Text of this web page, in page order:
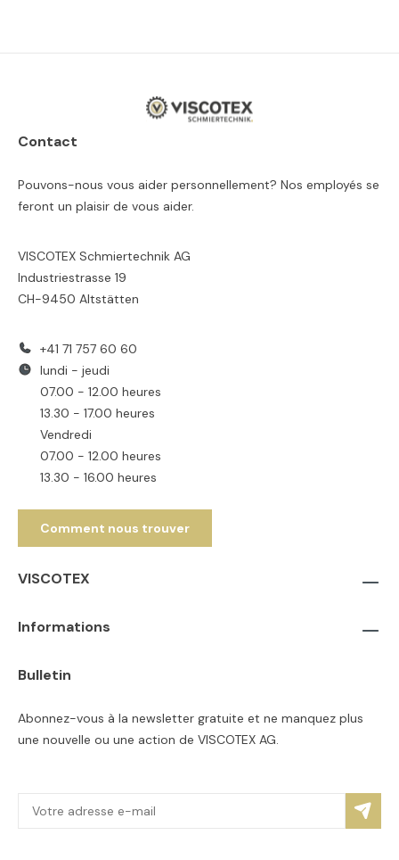
Contact
Pouvons-nous vous aider personnellement? Nos employés se
feront un plaisir de vous aider.
VISCOTEX Schmiertechnik AG
Industriestrasse 19
CH-9450 Altstätten
+41 71 757 60 60
lundi - jeudi
07.00 - 12.00 heures
13.30 - 17.00 heures
Vendredi
07.00 - 12.00 heures
13.30 - 16.00 heures
Comment nous trouver
VISCOTEX
Informations
Bulletin
Abonnez-vous à la newsletter gratuite et ne manquez plus
une nouvelle ou une action de VISCOTEX AG.